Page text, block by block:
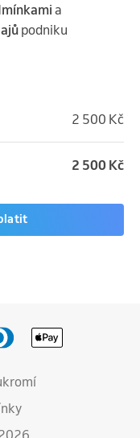
a
podniku
2 500 Kč
2 500 Kč